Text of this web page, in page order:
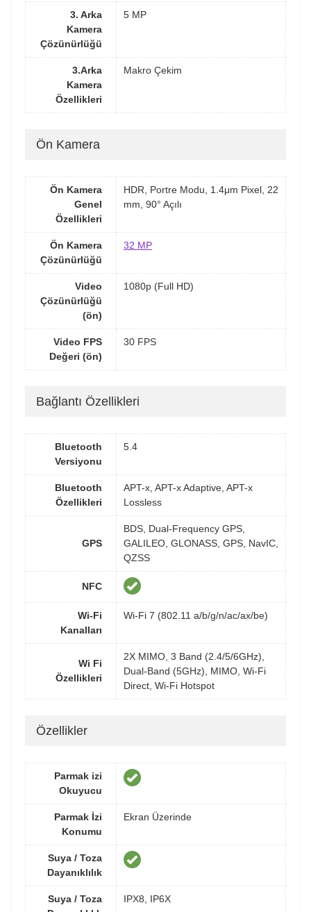
3. Arka
Kamera
Çözünürlüğü
5 MP
3.Arka
Kamera
Özellikleri
Makro Çekim
Ön Kamera
Ön Kamera
Genel
Özellikleri
HDR, Portre Modu, 1.4μm Pixel, 22
mm, 90° Açılı
Ön Kamera
Çözünürlüğü
32 MP
Video
Çözünürlüğü
(ön)
1080p (Full HD)
Video FPS
Değeri (ön)
30 FPS
Bağlantı Özellikleri
Bluetooth
Versiyonu
5.4
Bluetooth
Özellikleri
APT-x, APT-x Adaptive, APT-x
Lossless
GPS
BDS, Dual-Frequency GPS,
GALILEO, GLONASS, GPS, NavIC,
QZSS
NFC
Wi-Fi
Kanalları
Wi-Fi 7 (802.11 a/b/g/n/ac/ax/be)
Wi Fi
Özellikleri
2X MIMO, 3 Band (2.4/5/6GHz),
Dual-Band (5GHz), MIMO, Wi-Fi
Direct, Wi-Fi Hotspot
Özellikler
Parmak izi
Okuyucu
Parmak İzi
Konumu
Ekran Üzerinde
Suya / Toza
Dayanıklılık
Suya / Toza
IPX8, IP6X